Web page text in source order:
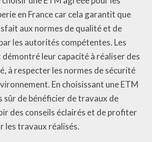
en France car cela garantit que
aux normes de qualité et de
les autorités compétentes. Les
leur capacité à réaliser des
à respecter les normes de sécurité
En choisissant une ETM
sûr de bénéficier de travaux de
des conseils éclairés et de profiter
les travaux réalisés.